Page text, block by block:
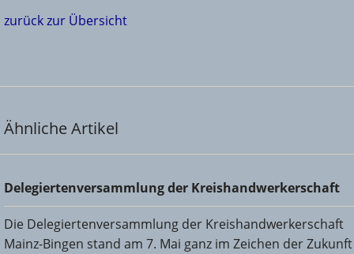
zurück zur Übersicht
Ähnliche Artikel
Delegiertenversammlung der Kreishandwerkerschaft
Delegiertenversammlung der Kreishandwerkerschaft
Die Delegiertenversammlung der Kreishandwerkerschaft
Mainz-Bingen stand am 7. Mai ganz im Zeichen der Zukunft